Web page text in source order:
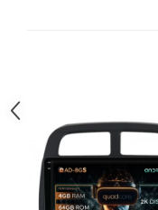
Chrysler
Subaru